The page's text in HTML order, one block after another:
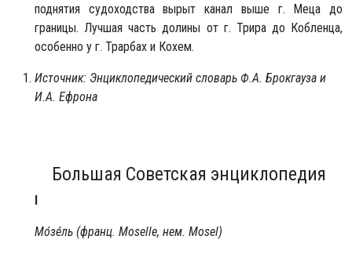
поднятия судоходства вырыт канал выше г. Меца до
границы. Лучшая часть долины от г. Трира до Кобленца,
особенно у г. Трарбах и Кохем.
Источник: Энциклопедический словарь Ф.А. Брокгауза и
И.А. Ефрона
Большая Советская энциклопедия
I
Мо́зе́ль (франц. Moselle, нем. Mosel)